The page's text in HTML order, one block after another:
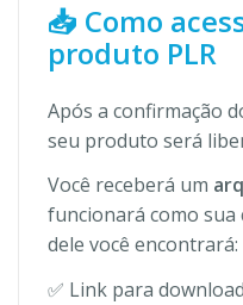
📥 Como
produto PLR
Após a confirmação
seu produto será
Você receberá um
funcionará como sua
dele você encontrará:
✅ Link para